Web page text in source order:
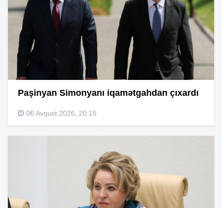
Paşinyan Simonyanı iqamətgahdan çıxardı
06 Avqust 2026, 20:15